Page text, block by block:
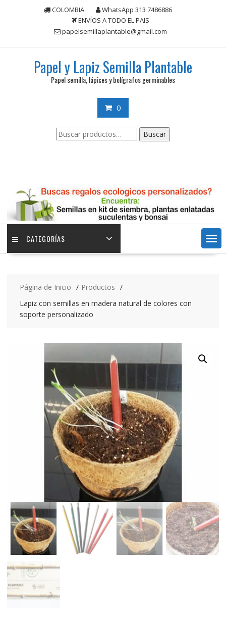
COLOMBIA
WhatsApp 313 7486886
ENVÍOS A TODO EL PAIS
papelsemillaplantable@gmail.com
Papel y Lapiz Semilla Plantable
Papel semilla, lápices y bolígrafos germinables
0
Buscar
por:
Buscar
CATEGORÍAS
Página de Inicio
Productos
Lapiz con semillas en madera natural de colores con
soporte personalizado